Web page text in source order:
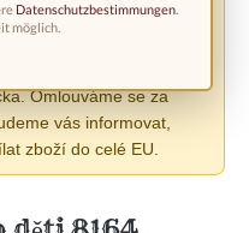
o obalech (PPWR)
Omlouváme se za
vás informovat,
zboží do celé EU.
Datenschutzbestimmungen.
möglich.